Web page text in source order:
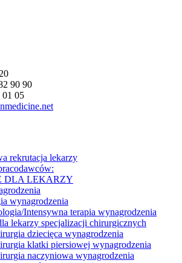
90 90
01 05
rekrutacja lekarzy
DLA LEKARZY
wynagrodzenia
Intensywna terapia wynagrodzenia
lekarzy specjalizacji chirurgicznych
dziecięca wynagrodzenia
klatki piersiowej wynagrodzenia
naczyniowa wynagrodzenia